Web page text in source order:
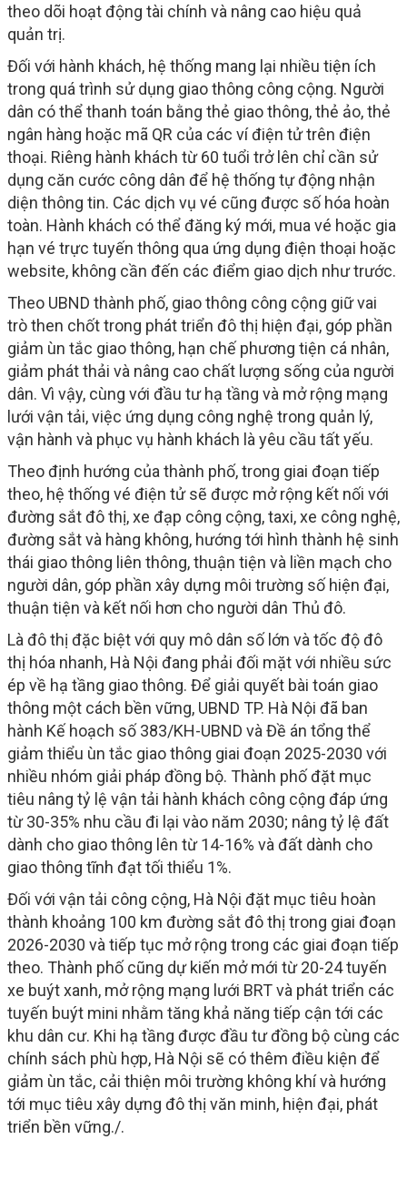
theo dõi hoạt động tài chính và nâng cao hiệu quả
quản trị.
Đối với hành khách, hệ thống mang lại nhiều tiện ích
trong quá trình sử dụng giao thông công cộng. Người
dân có thể thanh toán bằng thẻ giao thông, thẻ ảo, thẻ
ngân hàng hoặc mã QR của các ví điện tử trên điện
thoại. Riêng hành khách từ 60 tuổi trở lên chỉ cần sử
dụng căn cước công dân để hệ thống tự động nhận
diện thông tin. Các dịch vụ vé cũng được số hóa hoàn
toàn. Hành khách có thể đăng ký mới, mua vé hoặc gia
hạn vé trực tuyến thông qua ứng dụng điện thoại hoặc
website, không cần đến các điểm giao dịch như trước.
Theo UBND thành phố, giao thông công cộng giữ vai
trò then chốt trong phát triển đô thị hiện đại, góp phần
giảm ùn tắc giao thông, hạn chế phương tiện cá nhân,
giảm phát thải và nâng cao chất lượng sống của người
dân. Vì vậy, cùng với đầu tư hạ tầng và mở rộng mạng
lưới vận tải, việc ứng dụng công nghệ trong quản lý,
vận hành và phục vụ hành khách là yêu cầu tất yếu.
Theo định hướng của thành phố, trong giai đoạn tiếp
theo, hệ thống vé điện tử sẽ được mở rộng kết nối với
đường sắt đô thị, xe đạp công cộng, taxi, xe công nghệ,
đường sắt và hàng không, hướng tới hình thành hệ sinh
thái giao thông liên thông, thuận tiện và liền mạch cho
người dân, góp phần xây dựng môi trường số hiện đại,
thuận tiện và kết nối hơn cho người dân Thủ đô.
Là đô thị đặc biệt với quy mô dân số lớn và tốc độ đô
thị hóa nhanh, Hà Nội đang phải đối mặt với nhiều sức
ép về hạ tầng giao thông. Để giải quyết bài toán giao
thông một cách bền vững, UBND TP. Hà Nội đã ban
hành Kế hoạch số 383/KH-UBND và Đề án tổng thể
giảm thiểu ùn tắc giao thông giai đoạn 2025-2030 với
nhiều nhóm giải pháp đồng bộ. Thành phố đặt mục
tiêu nâng tỷ lệ vận tải hành khách công cộng đáp ứng
từ 30-35% nhu cầu đi lại vào năm 2030; nâng tỷ lệ đất
dành cho giao thông lên từ 14-16% và đất dành cho
giao thông tĩnh đạt tối thiểu 1%.
Đối với vận tải công cộng, Hà Nội đặt mục tiêu hoàn
thành khoảng 100 km đường sắt đô thị trong giai đoạn
2026-2030 và tiếp tục mở rộng trong các giai đoạn tiếp
theo. Thành phố cũng dự kiến mở mới từ 20-24 tuyến
xe buýt xanh, mở rộng mạng lưới BRT và phát triển các
tuyến buýt mini nhằm tăng khả năng tiếp cận tới các
khu dân cư. Khi hạ tầng được đầu tư đồng bộ cùng các
chính sách phù hợp, Hà Nội sẽ có thêm điều kiện để
giảm ùn tắc, cải thiện môi trường không khí và hướng
tới mục tiêu xây dựng đô thị văn minh, hiện đại, phát
triển bền vững./.